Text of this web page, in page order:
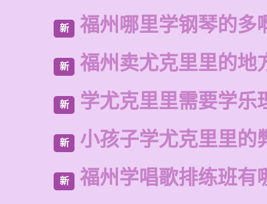
新 福州哪里学钢琴的多
新 福州卖尤克里里的地
新 学尤克里里需要学乐
新 小孩子学尤克里里的
新 福州学唱歌排练班有